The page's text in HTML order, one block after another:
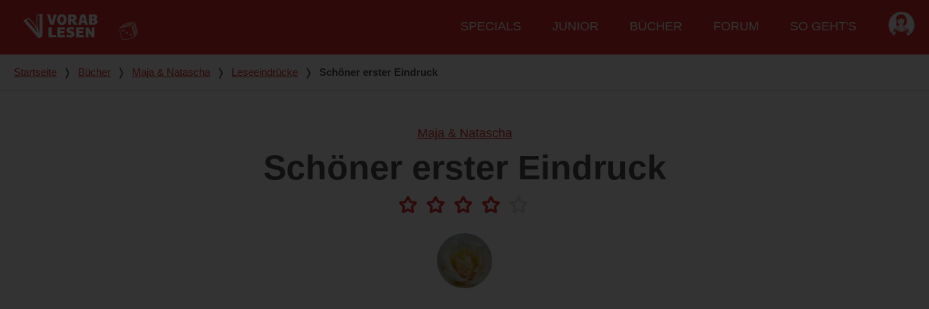
Hauptmenü
SPECIALS JUNIOR BÜCHER FORUM SO GEHT'S
Du bist hier
Startseite ❭ Bücher ❭ Maja & Natascha ❭ Leseeindrücke ❭ Schöner erster Eindruck
Maja & Natascha
Schöner erster Eindruck